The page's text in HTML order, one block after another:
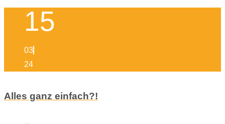
15
03
24
Alles ganz einfach?!